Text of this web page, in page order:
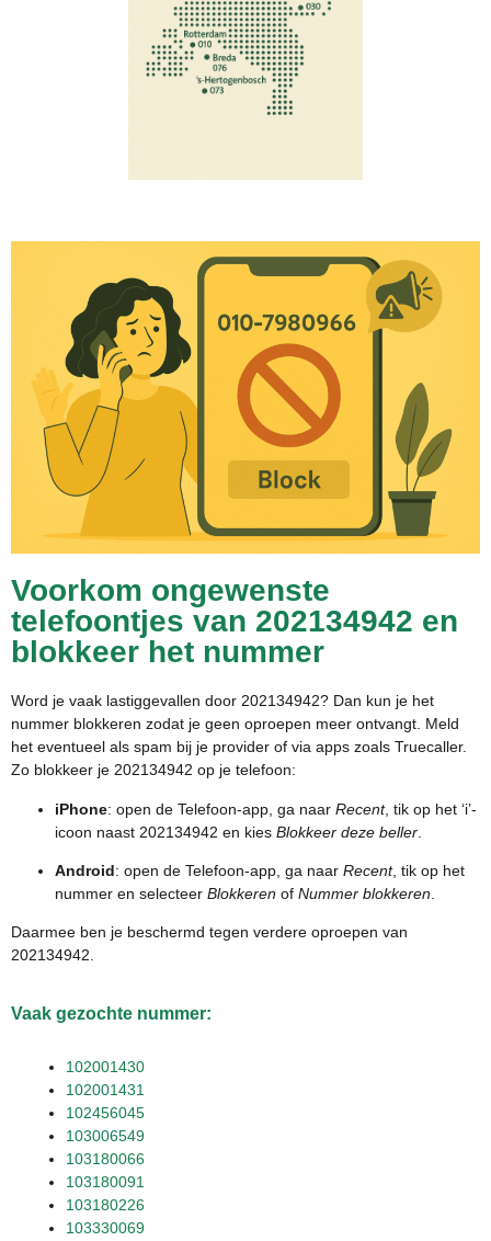
Voorkom ongewenste
telefoontjes van 202134942 en
blokkeer het nummer
Word je vaak lastiggevallen door 202134942? Dan kun je het
nummer blokkeren zodat je geen oproepen meer ontvangt. Meld
het eventueel als spam bij je provider of via apps zoals Truecaller.
Zo blokkeer je 202134942 op je telefoon:
iPhone: open de Telefoon-app, ga naar Recent, tik op het ‘i’-
icoon naast 202134942 en kies Blokkeer deze beller
Android: open de Telefoon-app, ga naar Recent, tik op het
nummer en selecteer Blokkeren of Nummer blokkeren
Daarmee ben je beschermd tegen verdere oproepen van
202134942.
Vaak gezochte nummer:
102001430
102001431
102456045
103006549
103180066
103180091
103180226
103330069